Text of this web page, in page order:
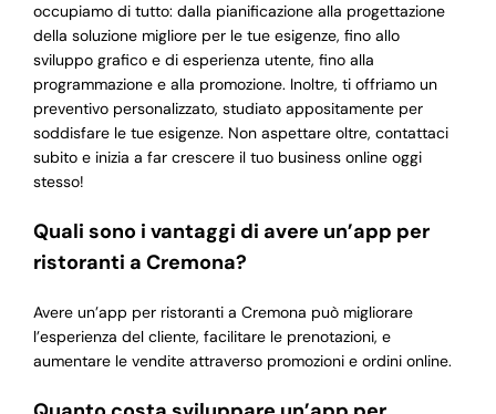
occupiamo di tutto: dalla pianificazione alla progettazione
della soluzione migliore per le tue esigenze, fino allo
sviluppo grafico e di esperienza utente, fino alla
programmazione e alla promozione. Inoltre, ti offriamo un
preventivo personalizzato, studiato appositamente per
soddisfare le tue esigenze. Non aspettare oltre, contattaci
subito e inizia a far crescere il tuo business online oggi
stesso!
Quali sono i vantaggi di avere un’app per
ristoranti a Cremona?
Avere un’app per ristoranti a Cremona può migliorare
l’esperienza del cliente, facilitare le prenotazioni, e
aumentare le vendite attraverso promozioni e ordini online.